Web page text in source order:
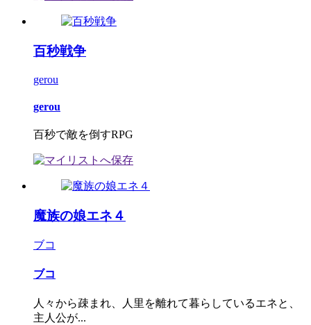
百秒戦争
gerou
gerou
百秒で敵を倒すRPG
魔族の娘エネ４
ブコ
ブコ
人々から疎まれ、人里を離れて暮らしているエネと、
主人公が...